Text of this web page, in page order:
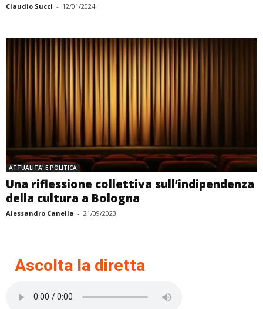
Claudio Succi - 12/01/2024
ATTUALITA' E POLITICA
Una riflessione collettiva sull’indipendenza
della cultura a Bologna
Alessandro Canella - 21/09/2023
Ascolta la diretta